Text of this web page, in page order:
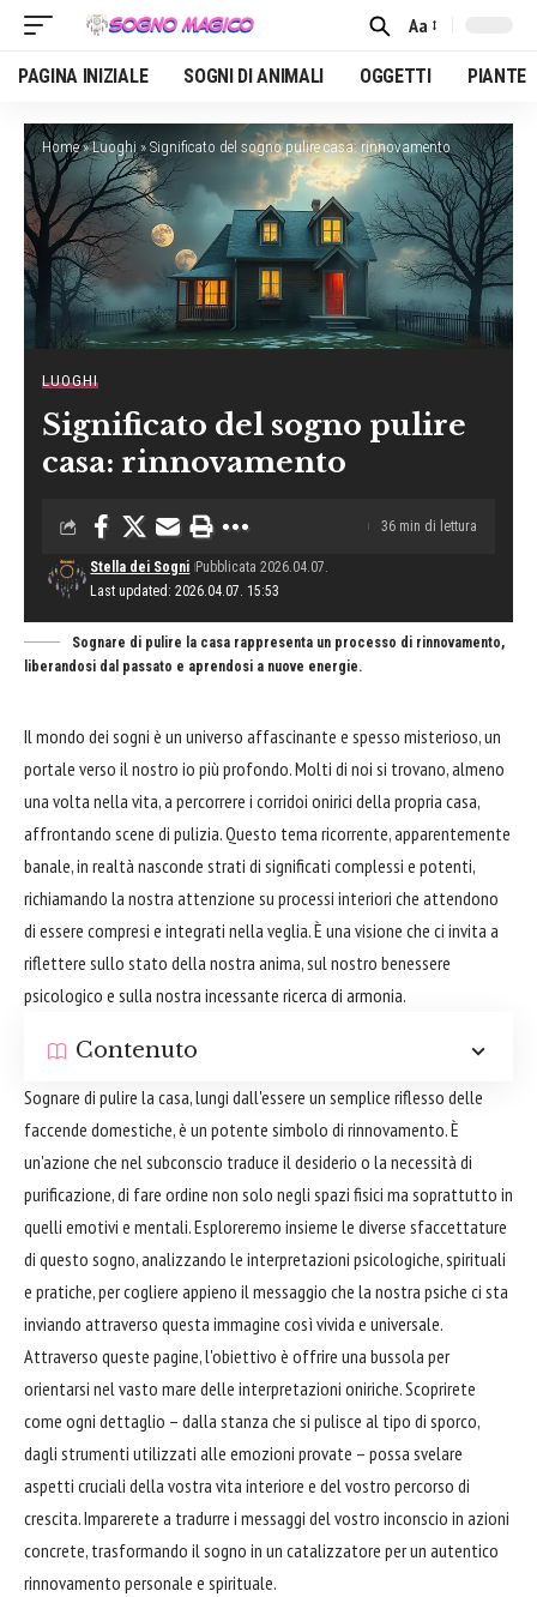
Font
Resizer
Aa
PAGINA INIZIALE SOGNI DI ANIMALI OGGETTI PIANTE
Home»Luoghi »Significato del sogno pulire casa: rinnovamento
LUOGHI
Significato del sogno pulire
casa: rinnovamento
Last updated: 2026.04.07. 15:53
Stella dei Sogni Pubblicata 2026.04.07.
36 min di lettura
Sognare di pulire la casa rappresenta un processo di rinnovamento,
liberandosi dal passato e aprendosi a nuove energie.
Il mondo dei sogni è un universo affascinante e spesso misterioso, un
portale verso il nostro io più profondo. Molti di noi si trovano, almeno
una volta nella vita, a percorrere i corridoi onirici della propria casa,
affrontando scene di pulizia. Questo tema ricorrente, apparentemente
banale, in realtà nasconde strati di significati complessi e potenti,
richiamando la nostra attenzione su processi interiori che attendono
di essere compresi e integrati nella veglia. È una visione che ci invita a
riflettere sullo stato della nostra anima, sul nostro benessere
psicologico e sulla nostra incessante ricerca di armonia.
Contenuto
Sognare di pulire la casa, lungi dall'essere un semplice riflesso delle
faccende domestiche, è un potente simbolo di rinnovamento. È
un'azione che nel subconscio traduce il desiderio o la necessità di
purificazione, di fare ordine non solo negli spazi fisici ma soprattutto in
quelli emotivi e mentali. Esploreremo insieme le diverse sfaccettature
di questo sogno, analizzando le interpretazioni psicologiche, spirituali
e pratiche, per cogliere appieno il messaggio che la nostra psiche ci sta
inviando attraverso questa immagine così vivida e universale.
Attraverso queste pagine, l'obiettivo è offrire una bussola per
orientarsi nel vasto mare delle interpretazioni oniriche. Scoprirete
come ogni dettaglio – dalla stanza che si pulisce al tipo di sporco,
dagli strumenti utilizzati alle emozioni provate – possa svelare
aspetti cruciali della vostra vita interiore e del vostro percorso di
crescita. Imparerete a tradurre i messaggi del vostro inconscio in azioni
concrete, trasformando il sogno in un catalizzatore per un autentico
rinnovamento personale e spirituale.